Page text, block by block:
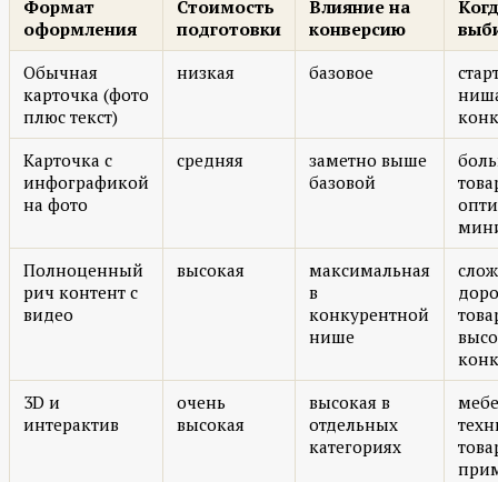
Формат
оформления
Стоимость
подготовки
Влияние на
конверсию
Обычная
карточка (фото
плюс текст)
низкая базовое
Карточка с
инфографикой
на фото
средняя
заметно выше
базовой
Полноценный
рич контент с
видео
высокая
максимальная
в
конкурентной
нише
3D и
интерактив
очень
высокая
высокая в
отдельных
категориях